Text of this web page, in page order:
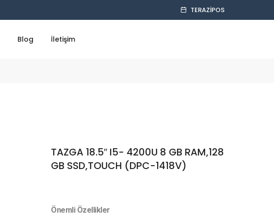
TERAZIPOS
Blog İletişim
TAZGA 18.5″ I5- 4200U 8 GB RAM,128
GB SSD,TOUCH (DPC-1418V)
Önemli Özellikler